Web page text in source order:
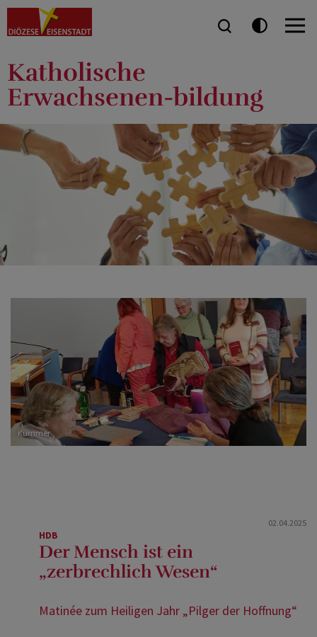
Katholische
Erwachsenen-bildung
Kummer
02.04.2025
HDB
Der Mensch ist ein
„zerbrechlich Wesen“
Matinée zum Heiligen Jahr „Pilger der Hoffnung“